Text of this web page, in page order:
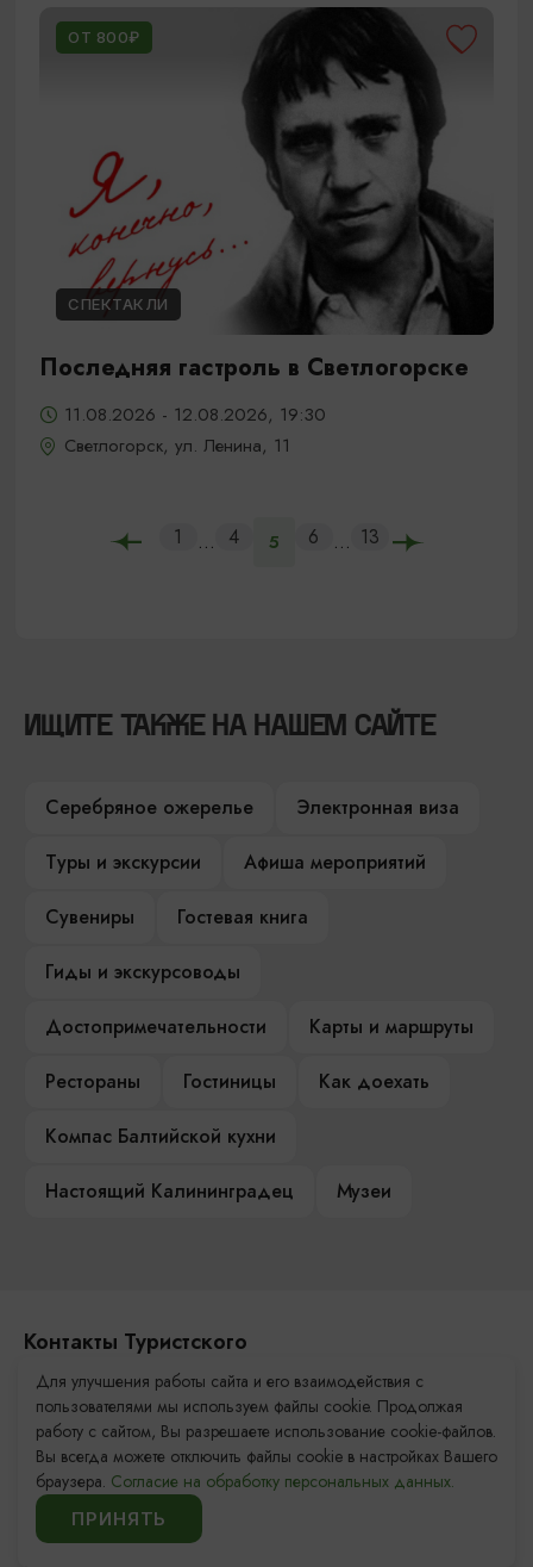
ОТ 800₽
СПЕКТАКЛИ
Последняя гастроль в Светлогорске
11.08.2026 - 12.08.2026, 19:30
Светлогорск, ул. Ленина, 11
1 ... 4 5 6 ... 13
ИЩИТЕ ТАКЖЕ НА НАШЕМ САЙТЕ
Серебряное ожерелье
Электронная виза
Туры и экскурсии
Афиша мероприятий
Сувениры
Гостевая книга
Гиды и экскурсоводы
Достопримечательности
Карты и маршруты
Рестораны
Гостиницы
Как доехать
Компас Балтийской кухни
Настоящий Калининградец
Музеи
Контакты Туристского
информационного центра
+7 (4012) 555-200
8 (800) 200-55-39
info@visit-kaliningrad.ru
Для улучшения работы сайта и его взаимодействия с
пользователями мы используем файлы cookie. Продолжая
работу с сайтом, Вы разрешаете использование cookie-файлов.
Вы всегда можете отключить файлы cookie в настройках Вашего
браузера. Согласие на обработку персональных данных.
ПРИНЯТЬ